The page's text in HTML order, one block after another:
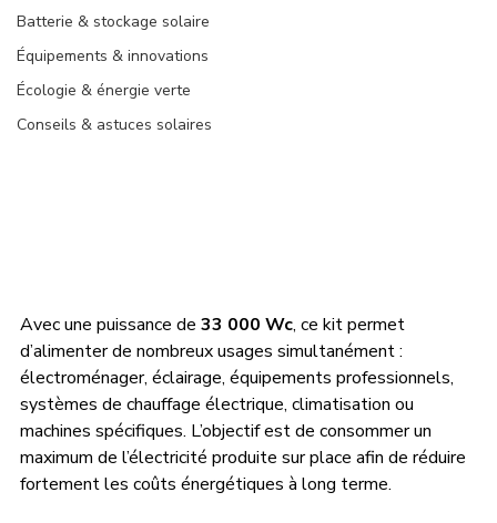
Batterie & stockage solaire
Équipements & innovations
Écologie & énergie verte
Conseils & astuces solaires
Avec une puissance de 33 000 Wc, ce kit permet
d’alimenter de nombreux usages simultanément :
électroménager, éclairage, équipements professionnels,
systèmes de chauffage électrique, climatisation ou
machines spécifiques. L’objectif est de consommer un
maximum de l’électricité produite sur place afin de réduire
fortement les coûts énergétiques à long terme.